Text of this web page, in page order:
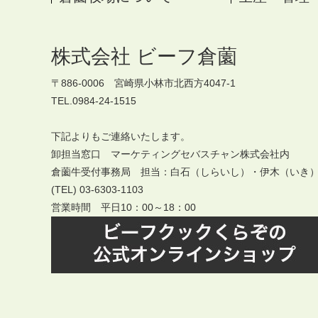
株式会社 ビーフ倉薗
〒886-0006 宮崎県小林市北西方4047-1
TEL.0984-24-1515
下記よりもご連絡いたします。
卸担当窓口 マーケティングセバスチャン株式会社内
倉薗牛受付事務局 担当：白石（しらいし）・伊木（いき
(TEL) 03-6303-1103
営業時間 平日10：00～18：00